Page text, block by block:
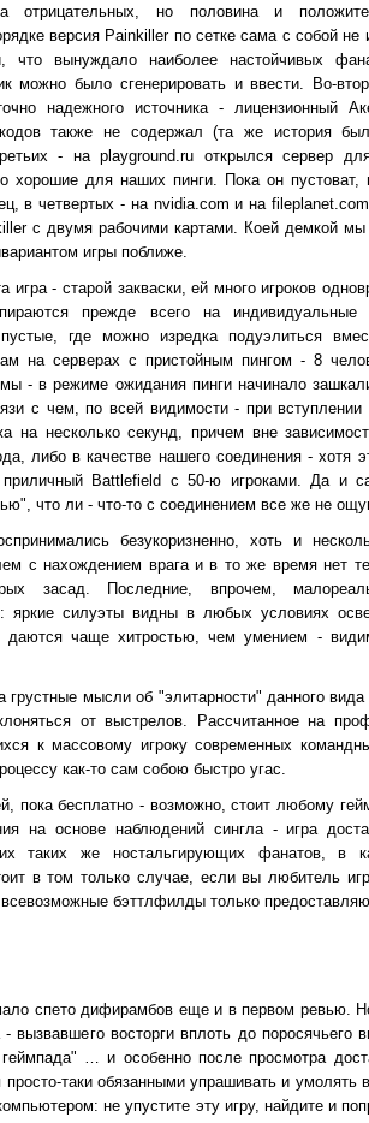
отрицательных, но половина и
версия Painkiller по сетке сама с собой не
что вынуждало наиболее настойчивых
можно было сгенерировать и ввести. Во-
надежного источника - лицензионный
кодов также не содержал (та же история
- на playground.ru открылся сервер
хорошие для наших пинги. Пока он
в четвертых - на nvidia.com и на
с двумя рабочими картами. Коей демкой мы
игры поближе.
игра - старой закваски, ей много игроков
прежде всего на индивидуальные
где можно изредка подуэлиться
на серверах с пристойным пингом - 8
- в режиме ожидания пинги начинало
с чем, по всей видимости - при вступлении
на несколько секунд, причем вне
либо в качестве нашего соединения - хотя
Battlefield с 50-ю игроками. Да и
что ли - что-то с соединением все же не
безукоризненно, хоть и
с нахождением врага и в то же время нет
засад. Последние, впрочем,
яркие силуэты видны в любых условиях
даются чаще хитростью, чем умением -
грустные мысли об "элитарности" данного
от выстрелов. Рассчитанное на
к массовому игроку современных
как-то сам собою быстро угас.
пока бесплатно - возможно, стоит любому
на основе наблюдений сингла - игра
таких же ностальгирующих фанатов, в
в том только случае, если вы любитель
бэттлфилды только
спето дифирамбов еще и в первом ревью.
вызвавшего восторги вплоть до поросячьего
… и особенно после просмотра
таки обязанными упрашивать и умолять
не упустите эту игру, найдите и